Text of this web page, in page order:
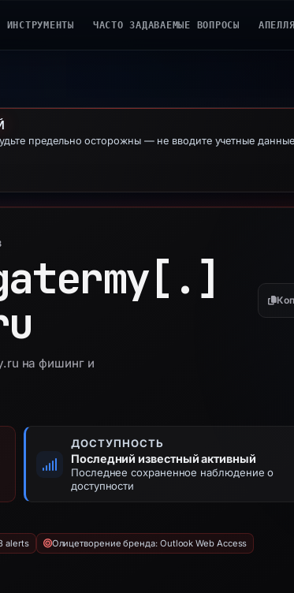
ИНСТРУМЕНТЫ ЧАСТО ЗАДАВАЕМЫЕ ВОПРОСЫ
предельно осторожны — не вводите учетные
на фишинг и
ДОСТУПНОСТЬ
Последний известный активный
Последнее сохраненное наблюдение о
доступности
alerts
Олицетворение бренда: Outlook Web Access